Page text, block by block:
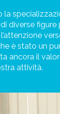
diverse figure
è stato un
ancora il
attività.